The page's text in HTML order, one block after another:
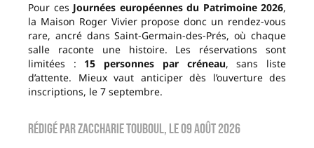
Pour ces Journées européennes du Patrimoine 2026,
la Maison Roger Vivier propose donc un rendez-vous
rare, ancré dans Saint-Germain-des-Prés, où chaque
salle raconte une histoire. Les réservations sont
limitées : 15 personnes par créneau, sans liste
d’attente. Mieux vaut anticiper dès l’ouverture des
inscriptions, le 7 septembre.
Rédigé parzaccharie touboul, le09 août 2026